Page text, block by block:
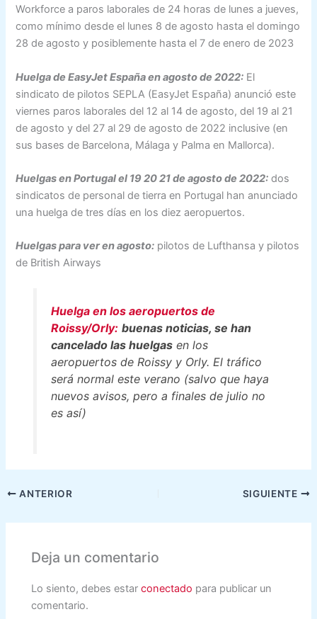
Workforce a paros laborales de 24 horas de lunes a jueves,
como mínimo desde el lunes 8 de agosto hasta el domingo
28 de agosto y posiblemente hasta el 7 de enero de 2023
Huelga de EasyJet España en agosto de 2022: El
sindicato de pilotos SEPLA (EasyJet España) anunció este
viernes paros laborales del 12 al 14 de agosto, del 19 al 21
de agosto y del 27 al 29 de agosto de 2022 inclusive (en
sus bases de Barcelona, Málaga y Palma en Mallorca).
Huelgas en Portugal el 19 20 21 de agosto de 2022: dos
sindicatos de personal de tierra en Portugal han anunciado
una huelga de tres días en los diez aeropuertos.
Huelgas para ver en agosto: pilotos de Lufthansa y pilotos
de British Airways
Huelga en los aeropuertos de
Roissy/Orly: buenas noticias, se han
cancelado las huelgasen los
aeropuertos de Roissy y Orly. El tráfico
será normal este verano (salvo que haya
nuevos avisos, pero a finales de julio no
es así)
ANTERIOR SIGUIENTE
Deja un comentario
Lo siento, debes estarconectado para publicar un
comentario.